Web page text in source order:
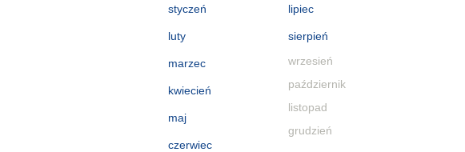
styczeń
luty
marzec
kwiecień
maj
czerwiec
lipiec
sierpień
wrzesień
październik
listopad
grudzień